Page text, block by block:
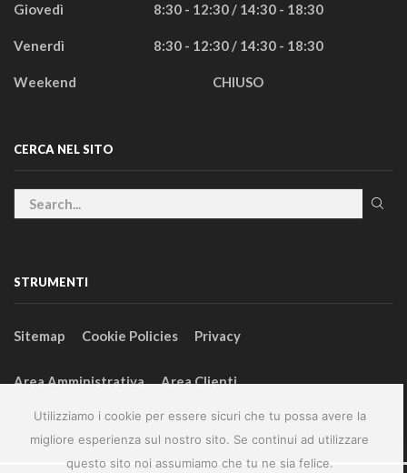
Utilizziamo i cookie per essere sicuri che tu possa avere la
migliore esperienza sul nostro sito. Se continui ad utilizzare
questo sito noi assumiamo che tu ne sia felice.
Giovedì 8:30 - 12:30 / 14:30 - 18:30
Venerdì 8:30 - 12:30 / 14:30 - 18:30
Weekend CHIUSO
CERCA NEL SITO
STRUMENTI
Sitemap Cookie Policies Privacy
Area Amministrativa Area Clienti